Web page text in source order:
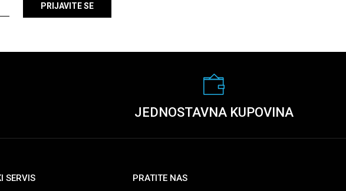
PRIJAVITE SE
JEDNOSTAVNA KUPOVINA
SERVIS PRATITE NAS